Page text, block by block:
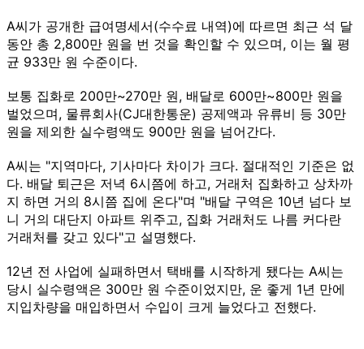
A씨가 공개한 급여명세서(수수료 내역)에 따르면 최근 석 달
동안 총 2,800만 원을 번 것을 확인할 수 있으며, 이는 월 평
균 933만 원 수준이다.
보통 집화로 200만~270만 원, 배달로 600만~800만 원을
벌었으며, 물류회사(CJ대한통운) 공제액과 유류비 등 30만
원을 제외한 실수령액도 900만 원을 넘어간다.
A씨는 "지역마다, 기사마다 차이가 크다. 절대적인 기준은 없
다. 배달 퇴근은 저녁 6시쯤에 하고, 거래처 집화하고 상차까
지 하면 거의 8시쯤 집에 온다"며 "배달 구역은 10년 넘다 보
니 거의 대단지 아파트 위주고, 집화 거래처도 나름 커다란
거래처를 갖고 있다"고 설명했다.
12년 전 사업에 실패하면서 택배를 시작하게 됐다는 A씨는
당시 실수령액은 300만 원 수준이었지만, 운 좋게 1년 만에
지입차량을 매입하면서 수입이 크게 늘었다고 전했다.